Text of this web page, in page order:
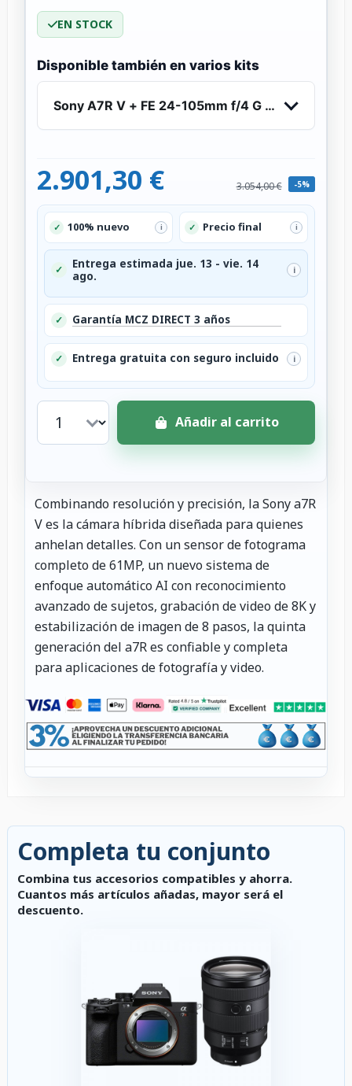
EN STOCK
Disponible también en varios kits
Sony A7R V + FE 24-105mm f/4 G OSS -
2.901,30 € 3.054,00 € -5%
✓ 100% nuevo i ✓ Precio final i
✓
Entrega estimada jue. 13 - vie. 14
ago.
i
✓ Garantía MCZ DIRECT 3 años
✓ Entrega gratuita con seguro incluido i
Añadir al carrito
Combinando resolución y precisión, la Sony a7R
V es la cámara híbrida diseñada para quienes
anhelan detalles. Con un sensor de fotograma
completo de 61MP, un nuevo sistema de
enfoque automático AI con reconocimiento
avanzado de sujetos, grabación de video de 8K y
estabilización de imagen de 8 pasos, la quinta
generación del a7R es confiable y completa
para aplicaciones de fotografía y video.
Completa tu conjunto
Combina tus accesorios compatibles y ahorra.
Cuantos más artículos añadas, mayor será el
descuento.